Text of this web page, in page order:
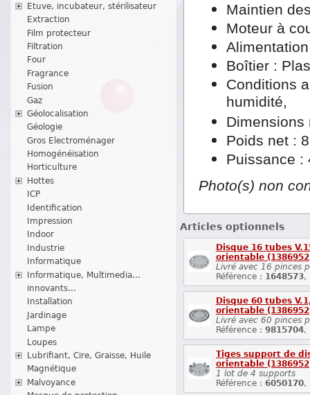
Etuve, incubateur, stérilisateur
Extraction
Film protecteur
Filtration
Four
Fragrance
Fusion
Gaz
Géolocalisation
Géologie
Gros Electroménager
Homogénéisation
Horticulture
Hottes
ICP
Identification
Impression
Indoor
Industrie
Informatique
Informatique, Multimedia...
innovants...
Installation
Jardinage
Lampe
Loupes
Lubrifiant, Cire, Graisse, Huile
Magnétique
Malvoyance
Maintien
Moteur à
Boîtier :
Conditions
humidité,
Dimensions
Poids net :
Puissance :
Photo(s) non
Articles optionnels
Disque 16 tubes
orientable
Livré avec 16 pinces
Référence : 1648573,
Disque 60 tubes
orientable
Livré avec 60 pinces
Référence : 9815704,
Tiges support de
orientable
1 lot de 4 supports
Référence : 6050170,